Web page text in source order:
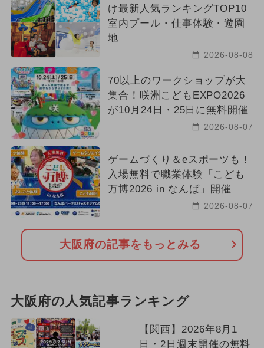
け最新人気ランキングTOP10
室内プール・仕事体験・遊園
地
2026-08-08
70以上のワークショップが大
集合！咲洲こどもEXPO2026
が10月24日・25日に無料開催
2026-08-07
ゲームづくり＆eスポーツも！
入場無料で職業体験「こども
万博2026 in なんば」開催
2026-08-07
大阪府の記事をもっとみる
大阪府の人気記事ランキング
【関西】2026年8月1
日・2日週末開催の無料